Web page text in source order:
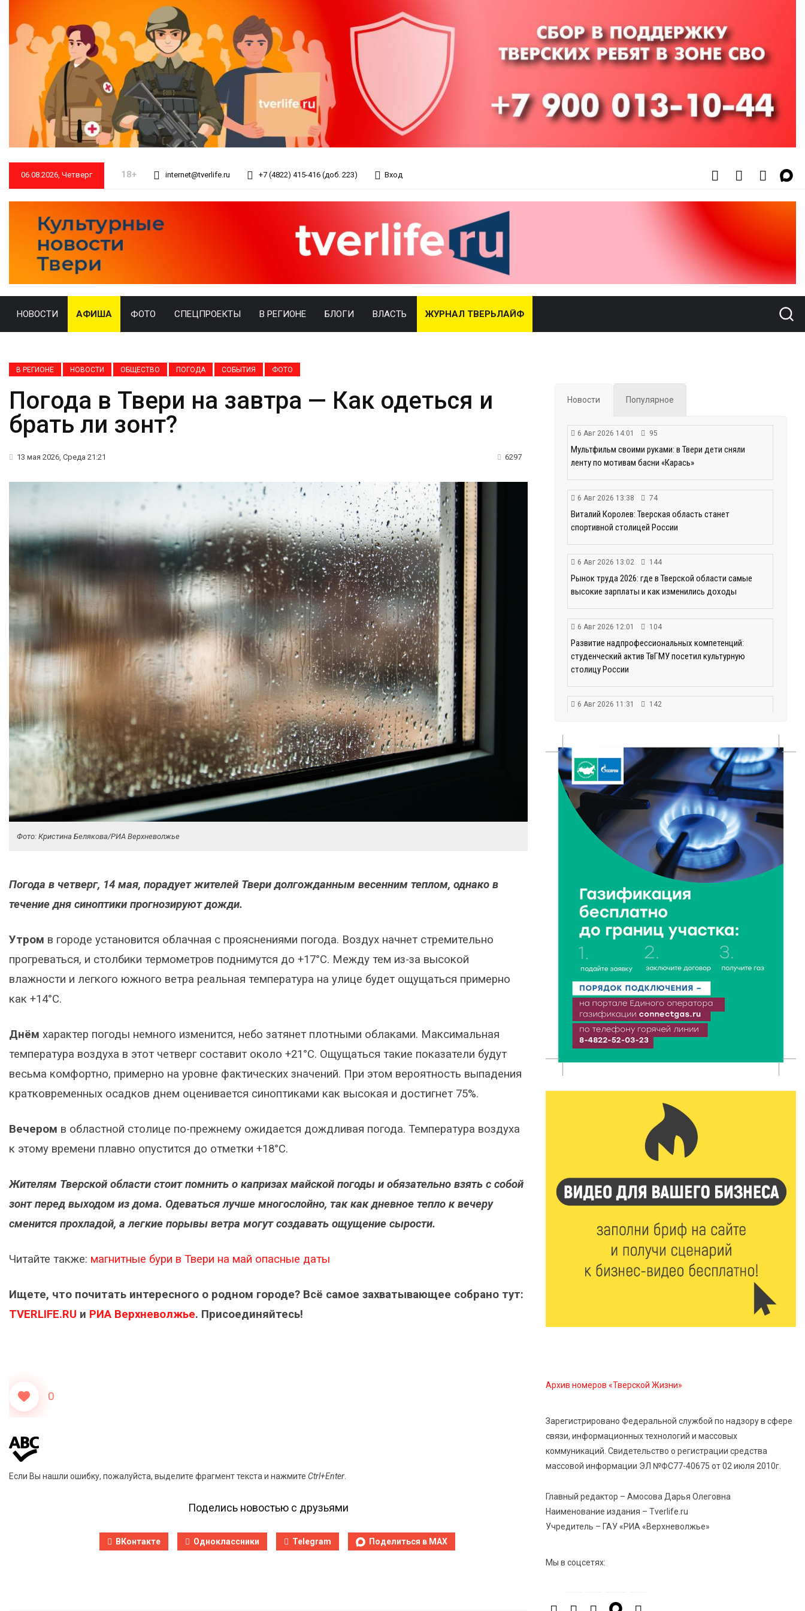
06.08.2026, Четверг 18+ internet@tverlife.ru +7 (4822) 415-416 (доб. 223) Вход
НОВОСТИ АФИША ФОТО СПЕЦПРОЕКТЫ В РЕГИОНЕ БЛОГИ ВЛАСТЬ ЖУРНАЛ ТВЕРЬЛАЙФ
В РЕГИОНЕ НОВОСТИ ОБЩЕСТВО ПОГОДА СОБЫТИЯ ФОТО
Погода в Твери на завтра — Как одеться и
брать ли зонт?
13 мая 2026, Среда 21:21 6297
Фото: Кристина Белякова/РИА Верхневолжье
Погода в четверг, 14 мая, порадует жителей Твери долгожданным весенним теплом, однако в
течение дня синоптики прогнозируют дожди.
Утром в городе установится облачная с прояснениями погода. Воздух начнет стремительно
прогреваться, и столбики термометров поднимутся до +17°C. Между тем из-за высокой
влажности и легкого южного ветра реальная температура на улице будет ощущаться примерно
как +14°C.
Днём характер погоды немного изменится, небо затянет плотными облаками. Максимальная
температура воздуха в этот четверг составит около +21°C. Ощущаться такие показатели будут
весьма комфортно, примерно на уровне фактических значений. При этом вероятность выпадения
кратковременных осадков днем оценивается синоптиками как высокая и достигнет 75%.
Вечером в областной столице по-прежнему ожидается дождливая погода. Температура воздуха
к этому времени плавно опустится до отметки +18°C.
Жителям Тверской области стоит помнить о капризах майской погоды и обязательно взять с собой
зонт перед выходом из дома. Одеваться лучше многослойно, так как дневное тепло к вечеру
сменится прохладой, а легкие порывы ветра могут создавать ощущение сырости.
Читайте также: магнитные бури в Твери на май опасные даты
Ищете, что почитать интересного о родном городе? Всё самое захватывающее собрано тут:
TVERLIFE.RU и РИА Верхневолжье. Присоединяйтесь!
0
Если Вы нашли ошибку, пожалуйста, выделите фрагмент текста и нажмите Ctrl+Enter
Поделись новостью с друзьями
ВКонтакте Одноклассники Telegram Поделиться в MAX
Новости Популярное
6 Авг 2026 14:01 95
Мультфильм своими руками: в Твери дети сняли
ленту по мотивам басни «Карась»
6 Авг 2026 13:38 74
Виталий Королев: Тверская область станет
спортивной столицей России
6 Авг 2026 13:02 144
Рынок труда 2026: где в Тверской области самые
высокие зарплаты и как изменились доходы
6 Авг 2026 12:01 104
Развитие надпрофессиональных компетенций:
студенческий актив ТвГМУ посетил культурную
столицу России
6 Авг 2026 11:31 142
6 Авг 2026 11:25
В Твери обновили отделение гнойной хирургии
6 Авг 2026 11:01 136
Как правильно сжигать мусор на участке: советы
спасателей жителям Тверской области
Спорт, энергия и мастер-классы: в Твери прошла
акция «Зарядка со стражем порядка»
6 Авг 2026 09:01 145
От хип-хопа до латины: как провести вечер 6
6 Авг 2026 08:40 151
Переменная облачность и кратковременный
дождь: что ждёт жителей Тверской области
6 Авг 2026 08:10 202
В Твери открываются две масштабные выставки
404
Госавтоинспекции
Названы самые грамотные профессии по итогам
«Тотального диктанта»
поддержки местных инициатив
центром всероссийского велоспорта
5 Авг 2026 19:02 395
Туристический азарт и командный дух: в
Максатихинском округе завершился молодёжный
фестиваль
5 Авг 2026 18:42
Виталий Королев: 58 пространств благоустроят в
Верхневолжье
5 Авг 2026 18:07
Архив номеров «Тверской Жизни»
Зарегистрировано Федеральной службой по надзору в сфере
связи, информационных технологий и массовых
коммуникаций. Свидетельство о регистрации средства
массовой информации ЭЛ №ФС77-40675 от 02 июля 2010г.
Главный редактор – Амосова Дарья Олеговна
Наименование издания – Tverlife.ru
Учредитель – ГАУ «РИА «Верхневолжье»
Мы в соцсетях: